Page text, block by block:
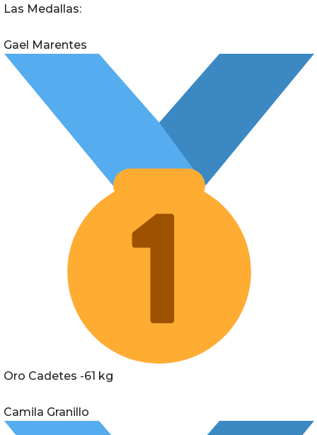
Las Medallas:
Gael Marentes
Oro Cadetes -61 kg
Camila Granillo